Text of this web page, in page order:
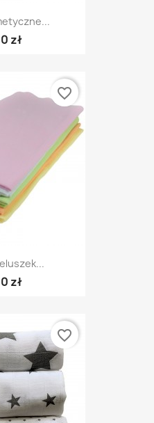
zł
zł
favorite_border
favorite_border